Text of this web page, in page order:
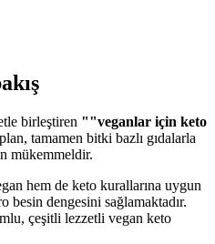
birleştiren ""veganlar için keto
tamamen bitki bazlı gıdalarla
mükemmeldir.
hem de keto kurallarına uygun
besin dengesini sağlamaktadır.
çeşitli lezzetli vegan keto